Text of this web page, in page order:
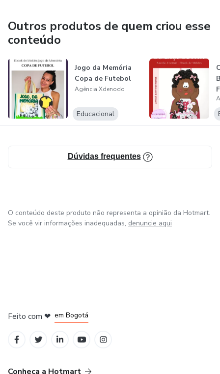
em levar conhecimento ao mundo, partilhando suas
vivências e habilidades.
Outros produtos de quem criou esse
conteúdo
Jogo da Memória
Copa de Futebol
Agência Xdenodo
Educacional
Dúvidas frequentes
O conteúdo deste produto não representa a opinião da Hotmart.
Se você vir informações inadequadas, denuncie aqui
Feito com ❤ em Bogotá
Conheça a Hotmart